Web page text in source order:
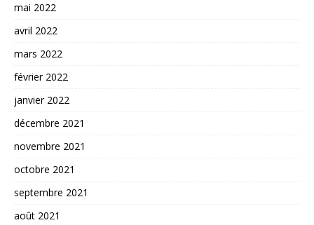
mai 2022
avril 2022
mars 2022
février 2022
janvier 2022
décembre 2021
novembre 2021
octobre 2021
septembre 2021
août 2021